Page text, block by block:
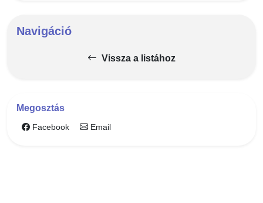
Navigáció
Vissza a listához
Megosztás
Facebook Email